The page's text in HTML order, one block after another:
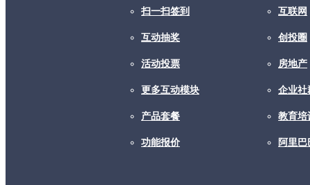
扫一扫签到
互动抽奖
活动投票
更多互动模块
产品套餐
功能报价
互联网
创投圈
房地产
企业社
教育培
阿里巴